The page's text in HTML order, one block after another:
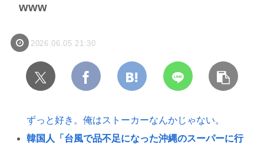
www
2026.06.05 21:30
ずっと好き。俺はストーカーなんかじゃない。
韓国人「台風で品不足になった沖縄のスーパーに行